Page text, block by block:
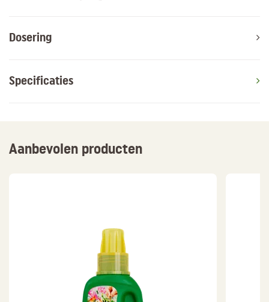
Dosering
Specificaties
Aanbevolen producten